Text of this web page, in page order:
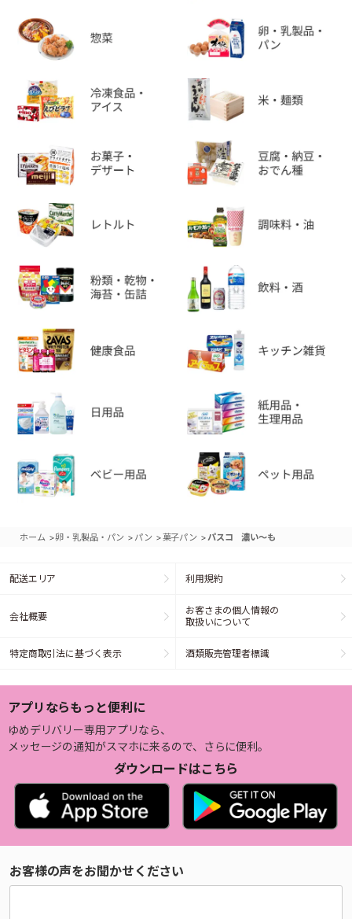
ホーム >卵・乳製品・パン > パン >菓子パン > パスコ 濃い～も
配送エリア 利用規約
会社概要
お客さまの個人情報の
取扱いについて
特定商取引法に基づく表示 酒類販売管理者標識
アプリならもっと便利に
ゆめデリバリー専用アプリなら、
メッセージの通知がスマホに来るので、さらに便利。
ダウンロードはこちら
お客様の声をお聞かせください